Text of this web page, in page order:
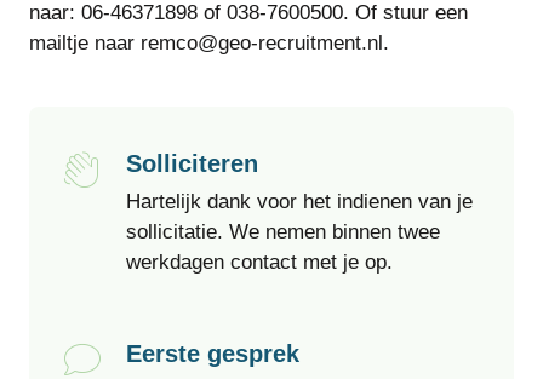
naar: 06-46371898 of 038-7600500. Of stuur een
mailtje naar remco@geo-recruitment.nl.
Solliciteren
Hartelijk dank voor het indienen van je
sollicitatie. We nemen binnen twee
werkdagen contact met je op.
Eerste gesprek